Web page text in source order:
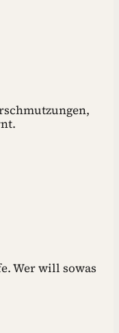
Wer will sowas